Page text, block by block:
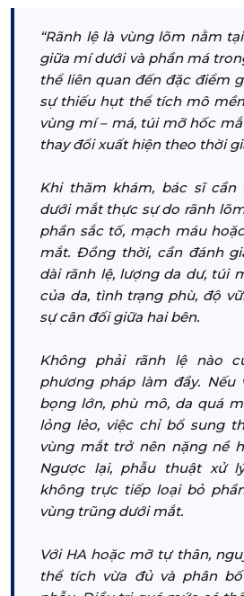
“Rãnh lệ là vùng lõm nằm
giữa mí dưới và phần má
thể liên quan đến đặc điểm
sự thiếu hụt thể tích mô
vùng mí – má, túi mỡ hốc
thay đổi xuất hiện theo thời
Khi thăm khám, bác sĩ
dưới mắt thực sự do rãnh
phần sắc tố, mạch máu
mắt. Đồng thời, cần đánh
dài rãnh lệ, lượng da dư, túi
của da, tình trạng phù, độ
sự cân đối giữa hai bên.
Không phải rãnh lệ nào
phương pháp làm đầy.
bọng lớn, phù mô, da quá
lỏng lẻo, việc chỉ bổ sung
vùng mắt trở nên nặng nề
Ngược lại, phẫu thuật xử
không trực tiếp loại bỏ
vùng trũng dưới mắt.
Với HA hoặc mỡ tự thân,
thể tích vừa đủ và phân